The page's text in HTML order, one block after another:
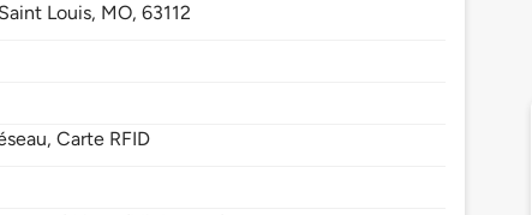
Saint Louis, MO,63112
Carte RFID